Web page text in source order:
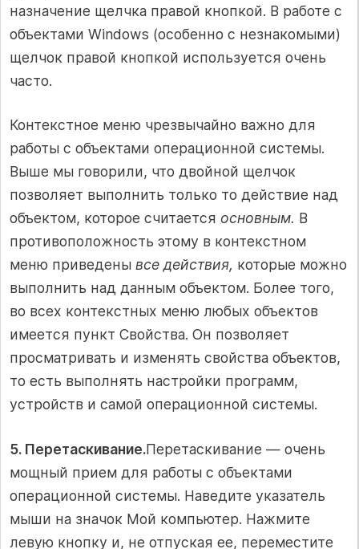
назначение щелчка правой кнопкой. В работе с
объектами Windows (особенно с незнакомыми)
щелчок правой кнопкой используется очень
часто.
Контекстное меню чрезвычайно важно для
работы с объектами операционной системы.
Выше мы говорили, что двойной щелчок
позволяет выполнить только то действие над
объектом, которое считается основным. В
противоположность этому в контекстном
меню приведены все действия, которые можно
выполнить над данным объектом. Более того,
во всех контекстных меню любых объектов
имеется пункт Свойства. Он позволяет
просматривать и изменять свойства объектов,
то есть выполнять настройки программ,
устройств и самой операционной системы.
5. Перетаскивание.Перетаскивание — очень
мощный прием для работы с объектами
операционной системы. Наведите указатель
мыши на значок Мой компьютер. Нажмите
левую кнопку и, не отпуская ее, переместите